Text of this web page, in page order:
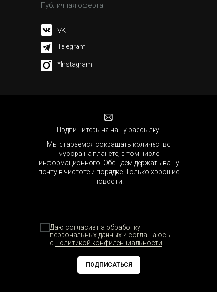
*Instagram
Telegram
Публичная оферта
VK
Даю согласие на обработку
персональных данных и соглашаюсь
с Политикой конфиденциальности.
ПОДПИСАТЬСЯ
Мы стараемся сокращать количество
мусора на планете, в том числе
информационного. Обещаем держать вашу
почту в чистоте и порядке. Только хорошие
новости.
Подпишитесь на нашу рассылку!